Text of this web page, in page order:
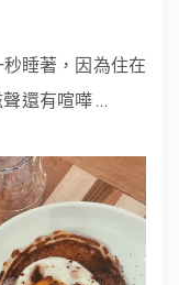
睡著，因為住在
還有喧嘩 …